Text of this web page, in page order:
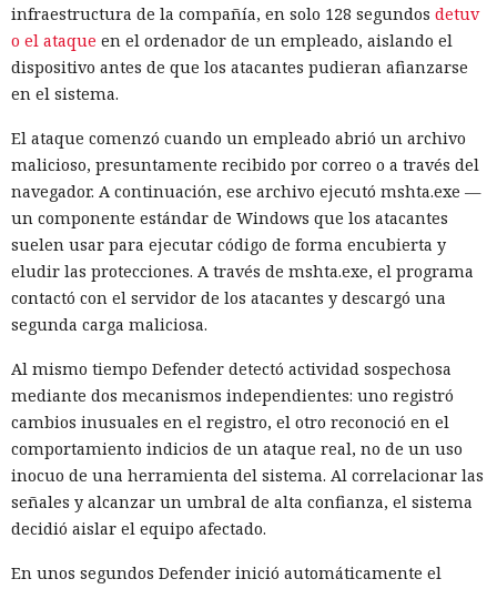
infraestructura de la compañía, en solo 128 segundos detuv
o el ataque en el ordenador de un empleado, aislando el
dispositivo antes de que los atacantes pudieran afianzarse
en el sistema.
El ataque comenzó cuando un empleado abrió un archivo
malicioso, presuntamente recibido por correo o a través del
navegador. A continuación, ese archivo ejecutó mshta.exe —
un componente estándar de Windows que los atacantes
suelen usar para ejecutar código de forma encubierta y
eludir las protecciones. A través de mshta.exe, el programa
contactó con el servidor de los atacantes y descargó una
segunda carga maliciosa.
Al mismo tiempo Defender detectó actividad sospechosa
mediante dos mecanismos independientes: uno registró
cambios inusuales en el registro, el otro reconoció en el
comportamiento indicios de un ataque real, no de un uso
inocuo de una herramienta del sistema. Al correlacionar las
señales y alcanzar un umbral de alta confianza, el sistema
decidió aislar el equipo afectado.
En unos segundos Defender inició automáticamente el